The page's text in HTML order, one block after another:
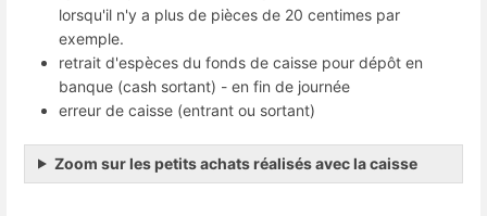
lorsqu'il n'y a plus de pièces de 20 centimes par
exemple.
retrait d'espèces du fonds de caisse pour dépôt en
banque (cash sortant) - en fin de journée
erreur de caisse (entrant ou sortant)
Zoom sur les petits achats réalisés avec la caisse